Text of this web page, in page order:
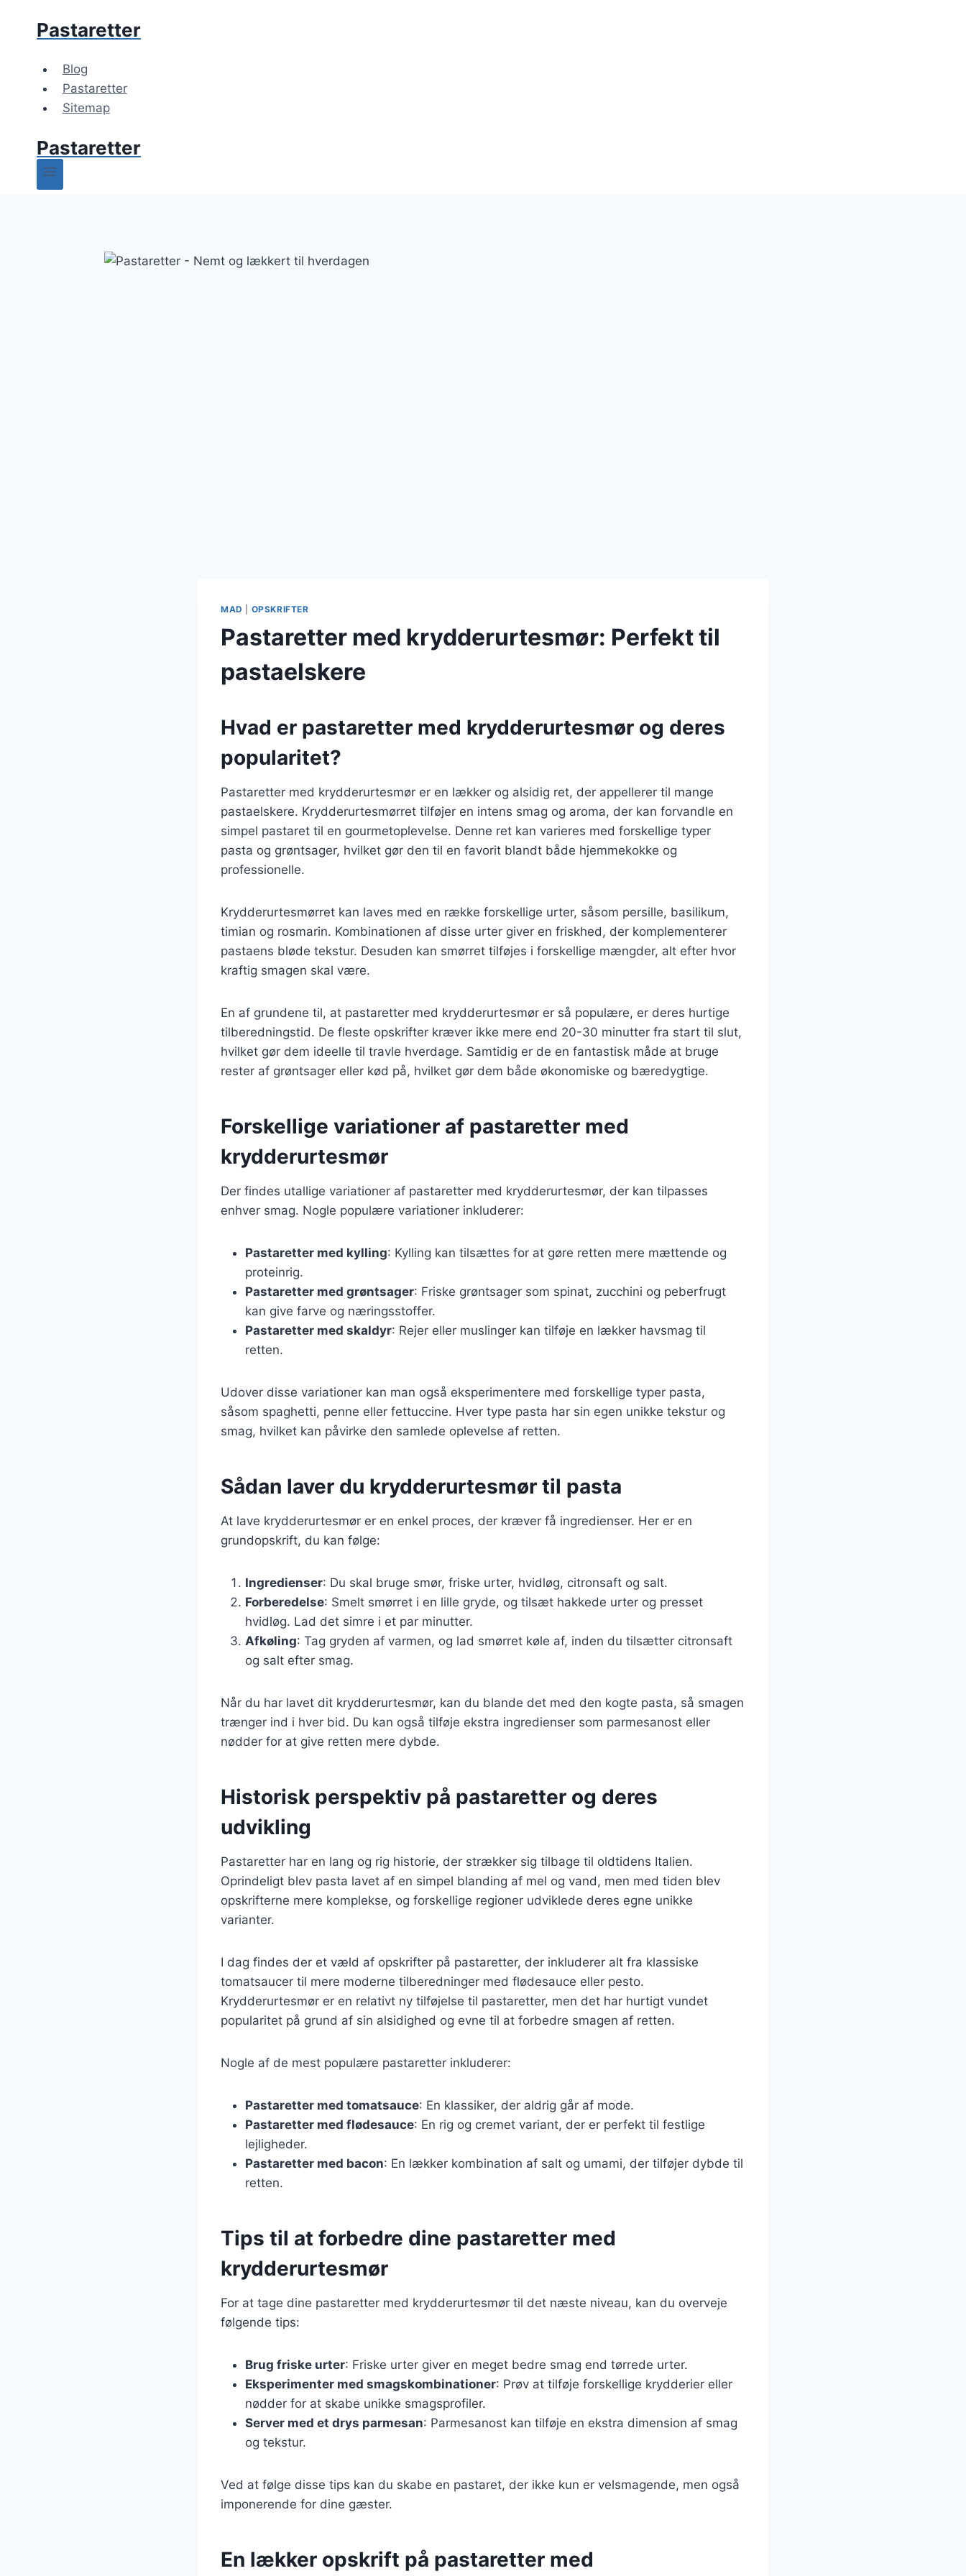
Pastaretter
Blog
Pastaretter
Sitemap
Pastaretter
MAD OPSKRIFTER
Pastaretter med krydderurtesmør: Perfekt til
pastaelskere
Hvad er pastaretter med krydderurtesmør og deres
popularitet?
Pastaretter med krydderurtesmør er en lækker og alsidig ret, der appellerer til mange
pastaelskere. Krydderurtesmørret tilføjer en intens smag og aroma, der kan forvandle en
simpel pastaret til en gourmetoplevelse. Denne ret kan varieres med forskellige typer
pasta og grøntsager, hvilket gør den til en favorit blandt både hjemmekokke og
professionelle.
Krydderurtesmørret kan laves med en række forskellige urter, såsom persille, basilikum,
timian og rosmarin. Kombinationen af disse urter giver en friskhed, der komplementerer
pastaens bløde tekstur. Desuden kan smørret tilføjes i forskellige mængder, alt efter hvor
kraftig smagen skal være.
En af grundene til, at pastaretter med krydderurtesmør er så populære, er deres hurtige
tilberedningstid. De fleste opskrifter kræver ikke mere end 20-30 minutter fra start til slut,
hvilket gør dem ideelle til travle hverdage. Samtidig er de en fantastisk måde at bruge
rester af grøntsager eller kød på, hvilket gør dem både økonomiske og bæredygtige.
Forskellige variationer af pastaretter med
krydderurtesmør
Der findes utallige variationer af pastaretter med krydderurtesmør, der kan tilpasses
enhver smag. Nogle populære variationer inkluderer:
Pastaretter med kylling: Kylling kan tilsættes for at gøre retten mere mættende og
proteinrig.
Pastaretter med grøntsager: Friske grøntsager som spinat, zucchini og peberfrugt
kan give farve og næringsstoffer.
Pastaretter med skaldyr: Rejer eller muslinger kan tilføje en lækker havsmag til
retten.
Udover disse variationer kan man også eksperimentere med forskellige typer pasta,
såsom spaghetti, penne eller fettuccine. Hver type pasta har sin egen unikke tekstur og
smag, hvilket kan påvirke den samlede oplevelse af retten.
Sådan laver du krydderurtesmør til pasta
At lave krydderurtesmør er en enkel proces, der kræver få ingredienser. Her er en
grundopskrift, du kan følge:
Ingredienser: Du skal bruge smør, friske urter, hvidløg, citronsaft og salt.
Forberedelse: Smelt smørret i en lille gryde, og tilsæt hakkede urter og presset
hvidløg. Lad det simre i et par minutter.
Afkøling: Tag gryden af varmen, og lad smørret køle af, inden du tilsætter citronsaft
og salt efter smag.
Når du har lavet dit krydderurtesmør, kan du blande det med den kogte pasta, så smagen
trænger ind i hver bid. Du kan også tilføje ekstra ingredienser som parmesanost eller
nødder for at give retten mere dybde.
Historisk perspektiv på pastaretter og deres
udvikling
Pastaretter har en lang og rig historie, der strækker sig tilbage til oldtidens Italien.
Oprindeligt blev pasta lavet af en simpel blanding af mel og vand, men med tiden blev
opskrifterne mere komplekse, og forskellige regioner udviklede deres egne unikke
varianter.
I dag findes der et væld af opskrifter på pastaretter, der inkluderer alt fra klassiske
tomatsaucer til mere moderne tilberedninger med flødesauce eller pesto.
Krydderurtesmør er en relativt ny tilføjelse til pastaretter, men det har hurtigt vundet
popularitet på grund af sin alsidighed og evne til at forbedre smagen af retten.
Nogle af de mest populære pastaretter inkluderer:
Pastaretter med tomatsauce: En klassiker, der aldrig går af mode.
Pastaretter med flødesauce: En rig og cremet variant, der er perfekt til festlige
lejligheder.
Pastaretter med bacon: En lækker kombination af salt og umami, der tilføjer dybde til
retten.
Tips til at forbedre dine pastaretter med
krydderurtesmør
For at tage dine pastaretter med krydderurtesmør til det næste niveau, kan du overveje
følgende tips:
Brug friske urter: Friske urter giver en meget bedre smag end tørrede urter.
Eksperimenter med smagskombinationer: Prøv at tilføje forskellige krydderier eller
nødder for at skabe unikke smagsprofiler.
Server med et drys parmesan: Parmesanost kan tilføje en ekstra dimension af smag
og tekstur.
Ved at følge disse tips kan du skabe en pastaret, der ikke kun er velsmagende, men også
imponerende for dine gæster.
En lækker opskrift på pastaretter med